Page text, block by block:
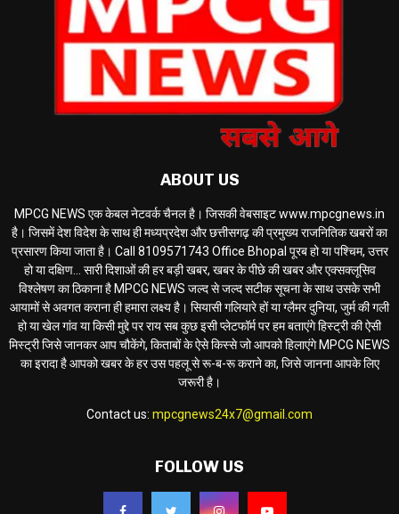
ABOUT US
MPCG NEWS एक केबल नेटवर्क चैनल है। जिसकी वेबसाइट www.mpcgnews.in
है। जिसमें देश विदेश के साथ ही मध्यप्रदेश और छत्तीसगढ़ की प्रमुख्य राजनितिक खबरों का
प्रसारण किया जाता है। Call 8109571743 Office Bhopal पूरब हो या पश्चिम, उत्तर
हो या दक्षिण... सारी दिशाओं की हर बड़ी खबर, खबर के पीछे की खबर और एक्सक्लूसिव
विश्लेषण का ठिकाना है MPCG NEWS जल्द से जल्द सटीक सूचना के साथ उसके सभी
आयामों से अवगत कराना ही हमारा लक्ष्य है। सियासी गलियारे हों या ग्लैमर दुनिया, जुर्म की गली
हो या खेल गांव या किसी मुद्दे पर राय सब कुछ इसी प्लेटफॉर्म पर हम बताएंगे हिस्ट्री की ऐसी
मिस्ट्री जिसे जानकर आप चौकेंगे, किताबों के ऐसे किस्से जो आपको हिलाएंगे MPCG NEWS
का इरादा है आपको खबर के हर उस पहलू से रू-ब-रू कराने का, जिसे जानना आपके लिए
जरूरी है।
Contact us: mpcgnews24x7@gmail.com
FOLLOW US